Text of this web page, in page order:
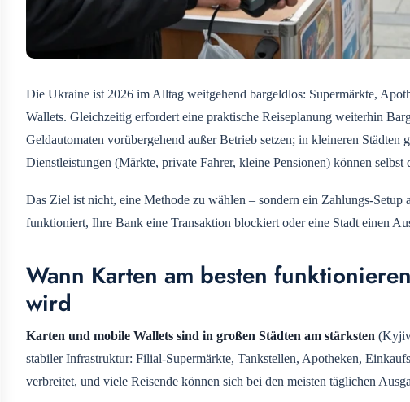
Die Ukraine ist 2026 im Alltag weitgehend bargeldlos: Supermärkte,
Wallets. Gleichzeitig erfordert eine praktische Reiseplanung weiterhin
Geldautomaten vorübergehend außer Betrieb setzen; in kleineren
Dienstleistungen (Märkte, private Fahrer, kleine Pensionen) können
Das Ziel ist nicht, eine Methode zu wählen – sondern ein Zahlungs-
funktioniert, Ihre Bank eine Transaktion blockiert oder eine Stadt einen
Wann Karten am besten
wird
Karten und mobile Wallets sind in großen Städten am stärksten
stabiler Infrastruktur: Filial-Supermärkte, Tankstellen, Apotheken,
verbreitet, und viele Reisende können sich bei den meisten täglichen